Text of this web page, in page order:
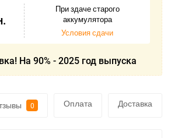
При здаче старого
аккумулятора
Условия сдачи
На 90% - 2025 год выпуска
0 Оплата Доставка